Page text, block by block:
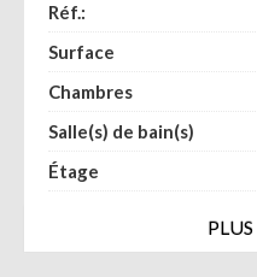
Réf.:
Surface
Chambres
Salle(s) de bain(s)
Étage